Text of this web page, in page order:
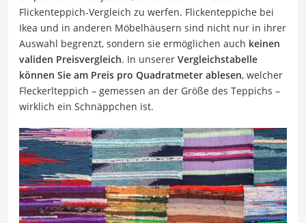
Flickenteppich-Vergleich zu werfen. Flickenteppiche bei
Ikea und in anderen Möbelhäusern sind nicht nur in ihrer
Auswahl begrenzt, sondern sie ermöglichen auch keinen
validen Preisvergleich. In unserer Vergleichstabelle
können Sie am Preis pro Quadratmeter ablesen, welcher
Fleckerlteppich – gemessen an der Größe des Teppichs –
wirklich ein Schnäppchen ist.